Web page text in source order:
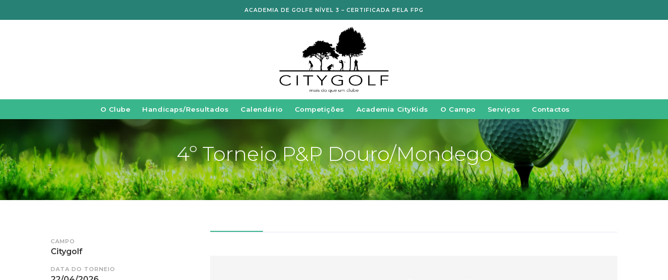
ACADEMIA DE GOLFE NÍVEL 3 – CERTIFICADA PELA FPG
O Clube Handicaps/Resultados Calendário Competições Academia CityKids O Campo Serviços Contactos
4º Torneio P&P Douro/Mondego
CAMPO
Citygolf
DATA DO TORNEIO